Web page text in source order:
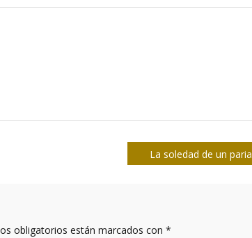
La soledad de un paria
obligatorios están marcados con *